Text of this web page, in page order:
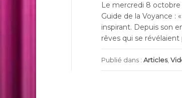
Le mercredi 8 octobre
Guide de la Voyance :
inspirant. Depuis son
rêves qui se
Publié dans : Articles,